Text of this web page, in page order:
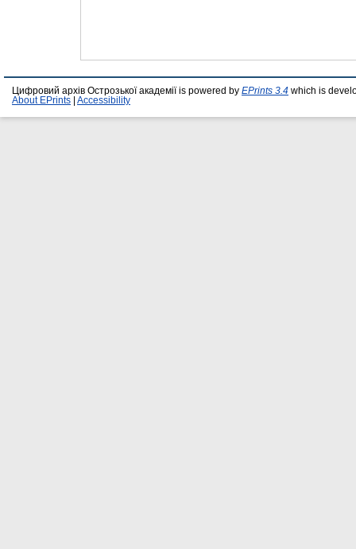
Цифровий архів Острозької академії is powered by EPrints 3.4 which is
About EPrints
Accessibility